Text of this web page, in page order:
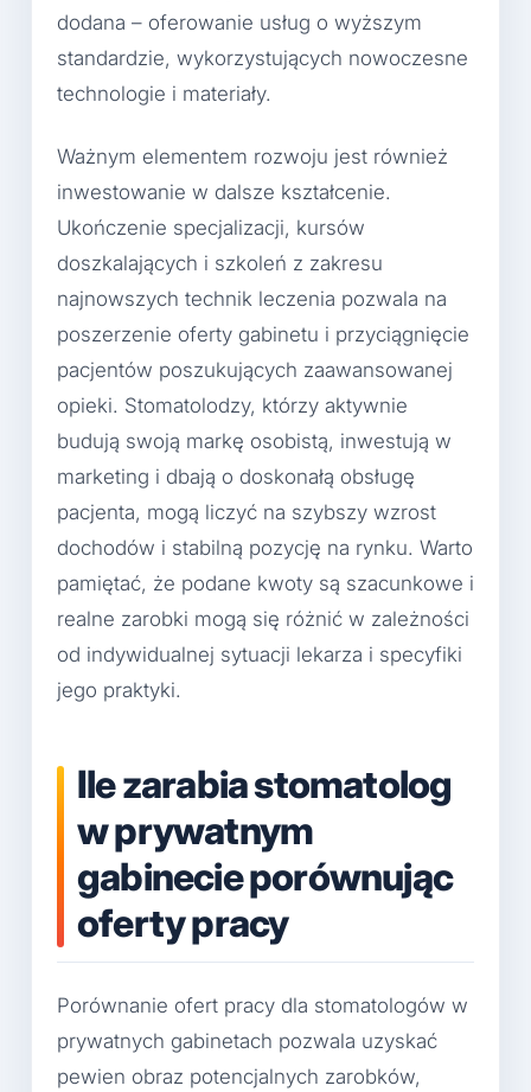
dodana – oferowanie usług o wyższym
standardzie, wykorzystujących nowoczesne
technologie i materiały.
Ważnym elementem rozwoju jest również
inwestowanie w dalsze kształcenie.
Ukończenie specjalizacji, kursów
doszkalających i szkoleń z zakresu
najnowszych technik leczenia pozwala na
poszerzenie oferty gabinetu i przyciągnięcie
pacjentów poszukujących zaawansowanej
opieki. Stomatolodzy, którzy aktywnie
budują swoją markę osobistą, inwestują w
marketing i dbają o doskonałą obsługę
pacjenta, mogą liczyć na szybszy wzrost
dochodów i stabilną pozycję na rynku. Warto
pamiętać, że podane kwoty są szacunkowe i
realne zarobki mogą się różnić w zależności
od indywidualnej sytuacji lekarza i specyfiki
jego praktyki.
Ile zarabia stomatolog
w prywatnym
gabinecie porównując
oferty pracy
Porównanie ofert pracy dla stomatologów w
prywatnych gabinetach pozwala uzyskać
pewien obraz potencjalnych zarobków,